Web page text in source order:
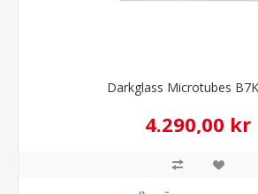
Darkglass Microtubes
4.290,00 kr